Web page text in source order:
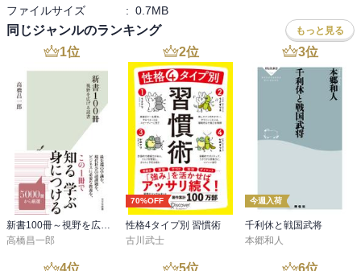
ファイルサイズ
: 0.7MB
同じジャンルのランキング もっと見る
1位
新書100冊～視野を広げる読書～
高橋昌一郎
2位
70%OFF
性格4タイプ別 習慣術
古川武士
3位
今週入荷
千利休と戦国武将
本郷和人